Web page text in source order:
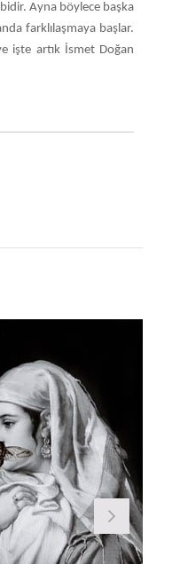
Ayna böylece başka
farklılaşmaya başlar.
işte artık İsmet Doğan